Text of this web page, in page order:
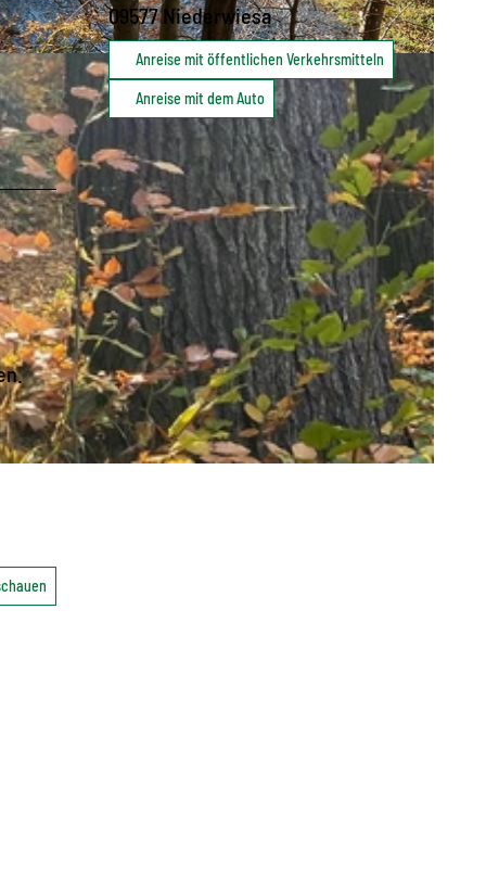
09577Niederwiesa
Anreise mit öffentlichen Verkehrsmitteln
Anreise mit dem Auto